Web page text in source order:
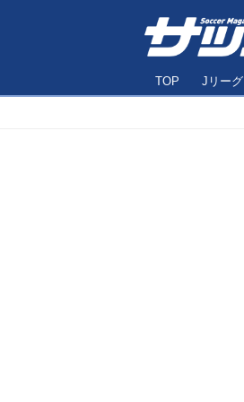
TOP Jリーグ